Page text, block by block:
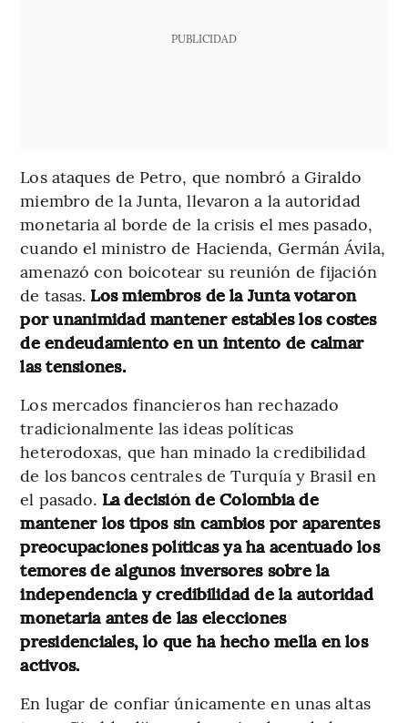
PUBLICIDAD
Los ataques de Petro, que nombró a Giraldo
miembro de la Junta, llevaron a la autoridad
monetaria al borde de la crisis el mes pasado,
cuando el ministro de Hacienda, Germán Ávila,
amenazó con boicotear su reunión de fijación
de tasas. Los miembros de la Junta votaron
por unanimidad mantener estables los costes
de endeudamiento en un intento de calmar
las tensiones.
Los mercados financieros han rechazado
tradicionalmente las ideas políticas
heterodoxas, que han minado la credibilidad
de los bancos centrales de Turquía y Brasil en
el pasado. La decisión de Colombia de
mantener los tipos sin cambios por aparentes
preocupaciones políticas ya ha acentuado los
temores de algunos inversores sobre la
independencia y credibilidad de la autoridad
monetaria antes de las elecciones
presidenciales, lo que ha hecho mella en los
activos.
En lugar de confiar únicamente en unas altas